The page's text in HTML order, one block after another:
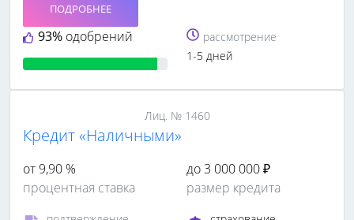
93% одобрений
ПОДРОБНЕЕ
рассмотрение
1-5 дней
Лиц. № 1460
Кредит «Наличными»
от 9,90 %
процентная ставка
до 3 000 000 ₽
размер кредита